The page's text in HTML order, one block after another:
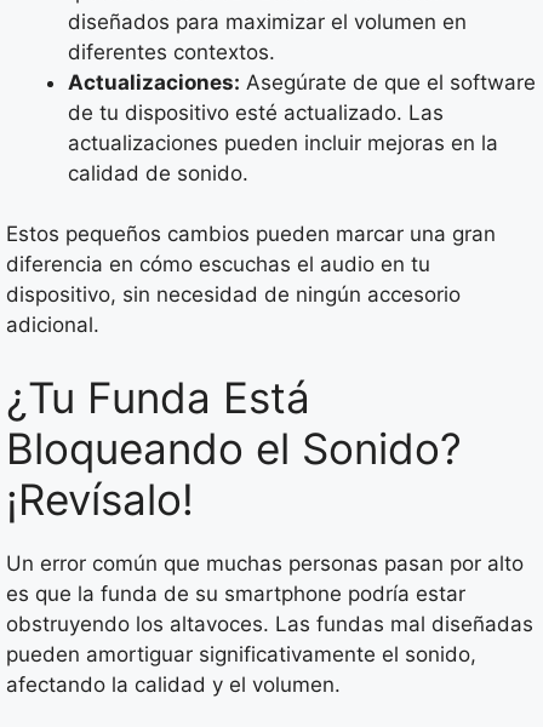
diseñados para maximizar el volumen en
diferentes contextos.
Actualizaciones: Asegúrate de que el software
de tu dispositivo esté actualizado. Las
actualizaciones pueden incluir mejoras en la
calidad de sonido.
Estos pequeños cambios pueden marcar una gran
diferencia en cómo escuchas el audio en tu
dispositivo, sin necesidad de ningún accesorio
adicional.
¿Tu Funda Está
Bloqueando el Sonido?
¡Revísalo!
Un error común que muchas personas pasan por alto
es que la funda de su smartphone podría estar
obstruyendo los altavoces. Las fundas mal diseñadas
pueden amortiguar significativamente el sonido,
afectando la calidad y el volumen.